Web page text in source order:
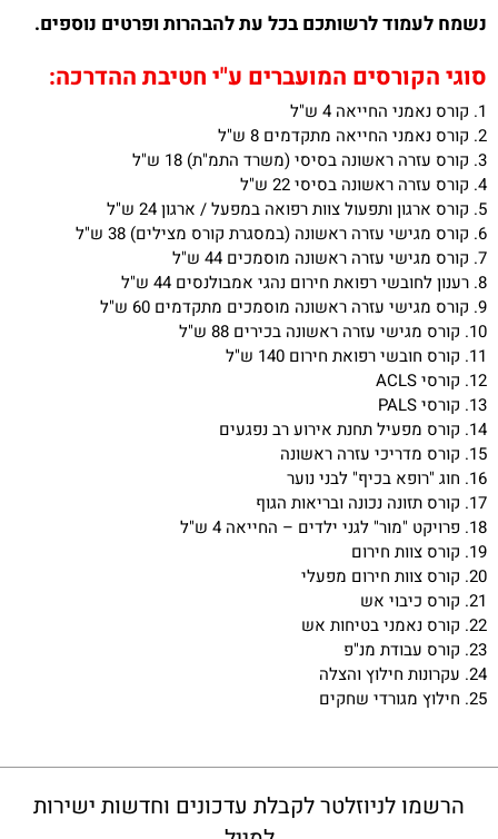
נשמח לעמוד לרשותכם בכל עת להבהרות ופרטים נוספים.
סוגי הקורסים המועברים ע"י חטיבת ההדרכה:
1. קורס נאמני החייאה 4 ש"ל
2. קורס נאמני החייאה מתקדמים 8 ש"ל
3. קורס עזרה ראשונה בסיסי (משרד התמ"ת) 18 ש"ל
4. קורס עזרה ראשונה בסיסי 22 ש"ל
5. קורס ארגון ותפעול צוות רפואה במפעל / ארגון 24 ש"ל
6. קורס מגישי עזרה ראשונה (במסגרת קורס מצילים) 38 ש"ל
7. קורס מגישי עזרה ראשונה מוסמכים 44 ש"ל
8. רענון לחובשי רפואת חירום נהגי אמבולנסים 44 ש"ל
9. קורס מגישי עזרה ראשונה מוסמכים מתקדמים 60 ש"ל
10. קורס מגישי עזרה ראשונה בכירים 88 ש"ל
11. קורס חובשי רפואת חירום 140 ש"ל
12. קורסי ACLS
13. קורסי PALS
14. קורס מפעיל תחנת אירוע רב נפגעים
15. קורס מדריכי עזרה ראשונה
16. חוג "רופא בכיף" לבני נוער
17. קורס תזונה נכונה ובריאות הגוף
18. פרויקט "מור" לגני ילדים – החייאה 4 ש"ל
19. קורס צוות חירום
20. קורס צוות חירום מפעלי
21. קורס כיבוי אש
22. קורס נאמני בטיחות אש
23. קורס עבודת מנ"פ
24. עקרונות חילוץ והצלה
25. חילוץ מגורדי שחקים
הרשמו לניוזלטר לקבלת עדכונים וחדשות ישירות